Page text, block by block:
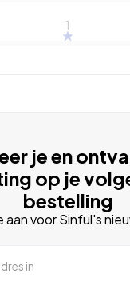
1
je en
op je
bestelling
aan voor Sinful's
in